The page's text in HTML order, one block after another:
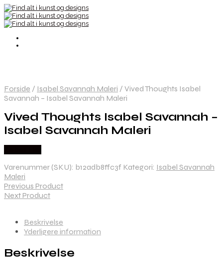
Forside / Isabel Savannah Maleri / Vived Thoughts Isabel
Savannah – Isabel Savannah Maleri
Vived Thoughts Isabel Savannah –
Isabel Savannah Maleri
Varenummer (SKU): b12adb8ffc3f Kategori: Isabel Savannah
Maleri
Previous Product
Next Product
Beskrivelse
Yderligere information
Beskrivelse